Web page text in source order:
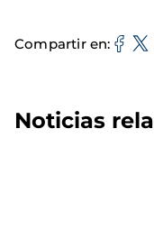
Compartir en
Noticias